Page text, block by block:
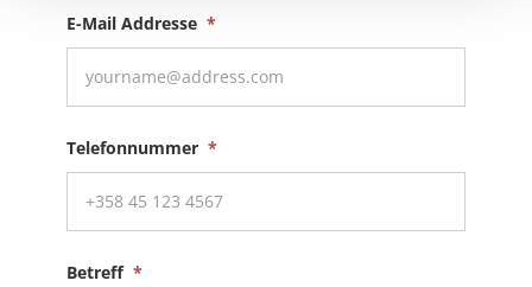
E-Mail Addresse *
Telefonnummer *
Betreff *